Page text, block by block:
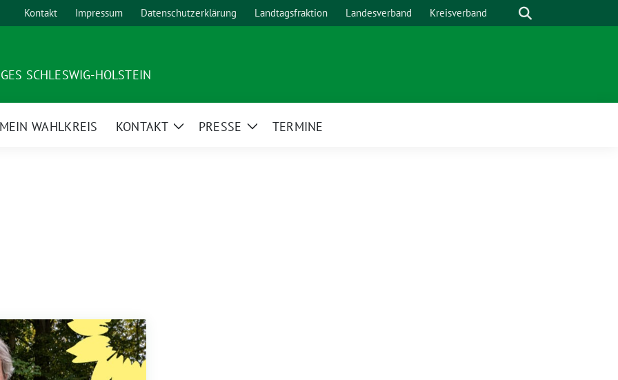
Kontakt Impressum Datenschutzerklärung Landtagsfraktion Landesverband Kreisverband Suche
SCHLESWIG-HOLSTEIN
MEIN WAHLKREIS KONTAKT
ZeigePRESSE
ZeigeTERMINE